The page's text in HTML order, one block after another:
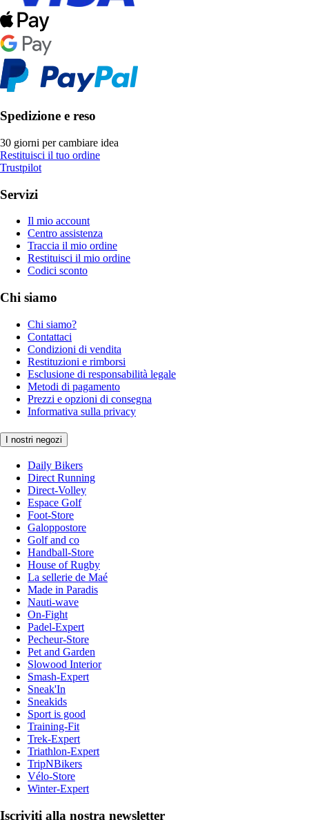
Spedizione e reso
30 giorni per cambiare idea
Restituisci il tuo ordine
Trustpilot
Servizi
Il mio account
Centro assistenza
Traccia il mio ordine
Restituisci il mio ordine
Codici sconto
Chi siamo
Chi siamo?
Contattaci
Condizioni di vendita
Restituzioni e rimborsi
Esclusione di responsabilità legale
Metodi di pagamento
Prezzi e opzioni di consegna
Informativa sulla privacy
I nostri negozi
Daily Bikers
Direct Running
Direct-Volley
Espace Golf
Foot-Store
Galoppostore
Golf and co
Handball-Store
House of Rugby
La sellerie de Maé
Made in Paradis
Nauti-wave
On-Fight
Padel-Expert
Pecheur-Store
Pet and Garden
Slowood Interior
Smash-Expert
Sneak'In
Sneakids
Sport is good
Training-Fit
Trek-Expert
Triathlon-Expert
TripNBikers
Vélo-Store
Winter-Expert
Iscriviti alla nostra newsletter